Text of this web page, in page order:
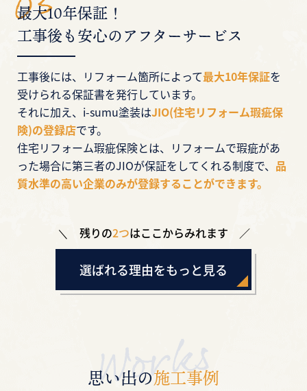
最大10年保証！
工事後も安心のアフターサービス
工事後には、リフォーム箇所によって最大10年保証を
受けられる保証書を発行しています。
それに加え、i-sumu塗装はJIO(住宅リフォーム瑕疵保
険)の登録店です。
住宅リフォーム瑕疵保険とは、リフォームで瑕疵があ
った場合に第三者のJIOが保証をしてくれる制度で、 品
質水準の高い企業のみが登録することができます。
残りの2つはここからみれます
選ばれる理由をもっと見る
思い出の施工事例